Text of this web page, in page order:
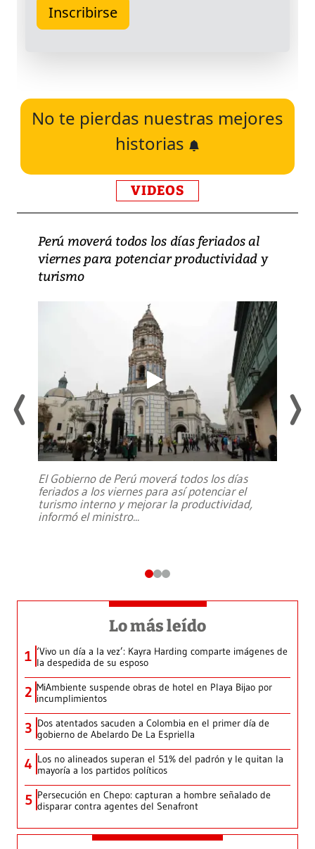
No te pierdas nuestras mejores
historias
VIDEOS
Perú moverá todos los días feriados al
viernes para potenciar productividad y
turismo
El Gobierno de Perú moverá todos los días
feriados a los viernes para así potenciar el
turismo interno y mejorar la productividad,
informó el ministro...
Lo más leído
1 ‘Vivo un día a la vez’: Kayra Harding comparte imágenes de
la despedida de su esposo
2 MiAmbiente suspende obras de hotel en Playa Bijao por
incumplimientos
3 Dos atentados sacuden a Colombia en el primer día de
gobierno de Abelardo De La Espriella
4 Los no alineados superan el 51% del padrón y le quitan la
mayoría a los partidos políticos
5 Persecución en Chepo: capturan a hombre señalado de
disparar contra agentes del Senafront